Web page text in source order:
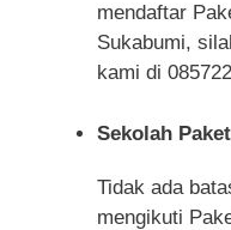
mendaftar
Sukabumi,
kami di
Sekolah
Tidak ada
mengikuti